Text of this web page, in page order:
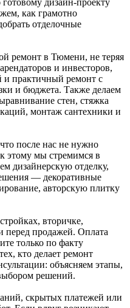
как грамотно
отделочные
ремонт в Тюмени, не теряя
и инвесторов,
практичный ремонт с
и бюджета. Также делаем
стен, стяжка
монтаж сантехники и
после нас не нужно
этому мы стремимся в
дизайнерскую отделку,
— декоративные
авторскую плитку
вторичке,
перед продажей. Оплата
только по факту
кто делает ремонт
объясняем этапы,
решений.
скрытых платежей или